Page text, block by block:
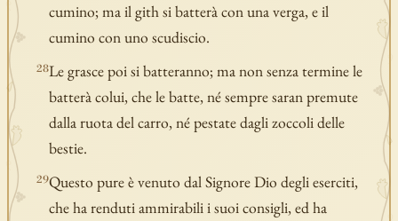
cumino; ma il gith si batterà con una verga, e il
cumino con uno scudiscio.
28Le grasce poi si batteranno; ma non senza termine le
batterà colui, che le batte, né sempre saran premute
dalla ruota del carro, né pestate dagli zoccoli delle
bestie.
29Questo pure è venuto dal Signore Dio degli eserciti,
che ha renduti ammirabili i suoi consigli, ed ha